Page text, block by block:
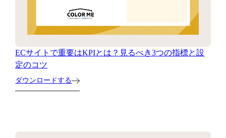
ECサイトで重要はKPIとは？見るべき3つの指標と設
定のコツ
ダウンロードする